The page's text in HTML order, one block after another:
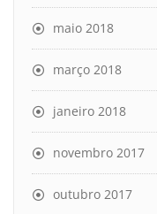
maio 2018
março 2018
janeiro 2018
novembro 2017
outubro 2017